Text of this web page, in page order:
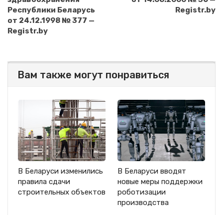
Республики Беларусь
от 24.12.1998 № 377 —
Registr.by
Registr.by
Вам также могут понравиться
В Беларуси изменились
правила сдачи
строительных объектов
В Беларуси вводят
новые меры поддержки
роботизации
производства